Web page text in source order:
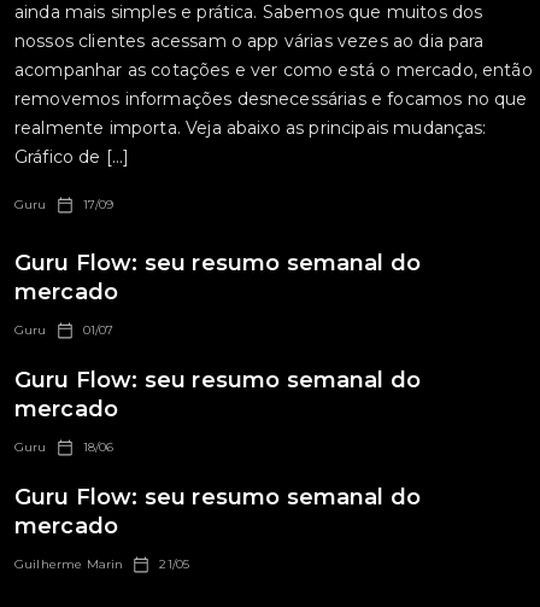
ainda mais simples e prática. Sabemos que muitos dos
nossos clientes acessam o app várias vezes ao dia para
acompanhar as cotações e ver como está o mercado, então
removemos informações desnecessárias e focamos no que
realmente importa. Veja abaixo as principais mudanças:
Gráfico de […]
Guru 17/09
Guru Flow: seu resumo semanal do
mercado
Guru 01/07
Guru Flow: seu resumo semanal do
mercado
Guru 18/06
Guru Flow: seu resumo semanal do
mercado
Guilherme Marin 21/05